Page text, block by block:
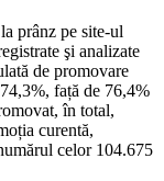
prânz pe site-ul
şi analizate
de promovare
față de 76,4%
în total,
curentă,
celor 104.675